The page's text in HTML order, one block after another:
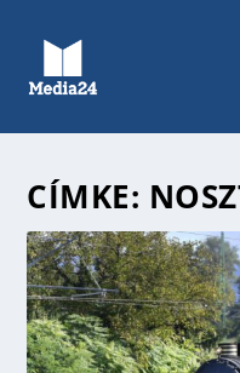
CÍMKE: